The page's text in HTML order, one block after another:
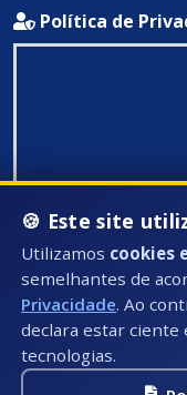
Política de
🍪 Este site
Utilizamos cookies
semelhantes de
Privacidade. Ao
declara estar ciente
tecnologias.